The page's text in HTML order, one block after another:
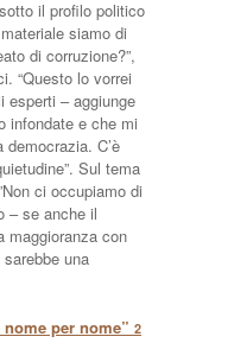
il profilo politico
siamo di
di corruzione?”,
“Questo lo vorrei
esperti – aggiunge
infondate e che mi
C’è
Sul tema
ci occupiamo di
– se anche il
maggioranza con
una
per nome” 2